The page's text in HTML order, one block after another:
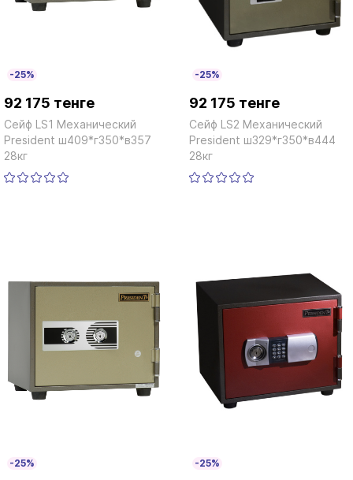
-25%
92 175 тенге
Сейф LS1 Механический
President ш409*г350*в357
28кг
-25%
92 175 тенге
Сейф LS2 Механический
President ш329*г350*в444
28кг
-25% -25%